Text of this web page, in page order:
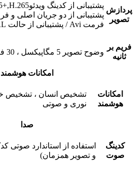
پردازش
تصویر
پشتیبانی از دو جریان اصلی و
فرمت Avi / پشتیبانی از حالت PAL و NTSC
فریم بر
ثانیه
وضوح تصویر 5 مگاپیکسل ، 30 فریم
امکانات هوشمند
امکانات
هوشمند
تشخیص انسان ، تشخیص
نوری و صوتی
صدا
کدینگ
صوت
و تصویر همزمان)